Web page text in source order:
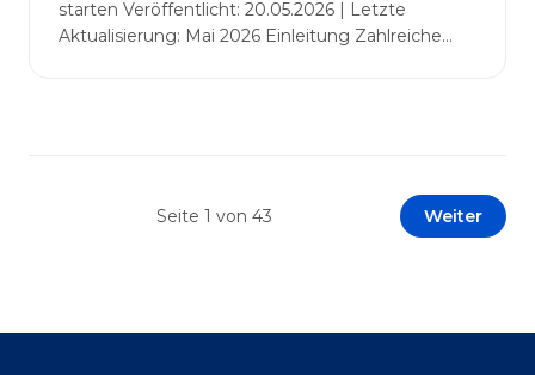
starten Veröffentlicht: 20.05.2026 | Letzte
Aktualisierung: Mai 2026 Einleitung Zahlreiche
Prototypen entwickeln und interne Skepsis
abbauen. Der zentrale Begriff dieses Beitrags ist
Seite 1 von 43 Weiter